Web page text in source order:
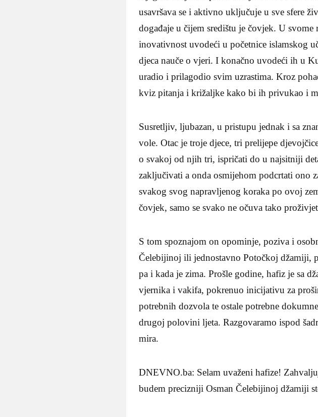
usavršava se i aktivno uključuje u sve sfere
događaje u čijem središtu je čovjek. U
inovativnost uvodeći u početnice islamskog
djeca nauče o vjeri. I konačno uvodeći ih u
uradio i prilagodio svim uzrastima. Kroz
kviz pitanja i križaljke kako bi ih privukao i
Susretljiv, ljubazan, u pristupu jednak i sa
vole. Otac je troje djece, tri prelijepe
o svakoj od njih tri, ispričati do u najsitniji
zaključivati a onda osmijehom podcrtati ono
svakog svog napravljenog koraka po ovoj
čovjek, samo se svako ne očuva tako
S tom spoznajom on opominje, poziva i
Čelebijinoj ili jednostavno Potočkoj džamiji,
pa i kada je zima. Prošle godine, hafiz je sa
vjernika i vakifa, pokrenuo inicijativu za
potrebnih dozvola te ostale potrebne
drugoj polovini ljeta. Razgovaramo ispod
mira.
DNEVNO.ba: Selam uvaženi hafize!
budem precizniji Osman Čelebijinoj džamiji